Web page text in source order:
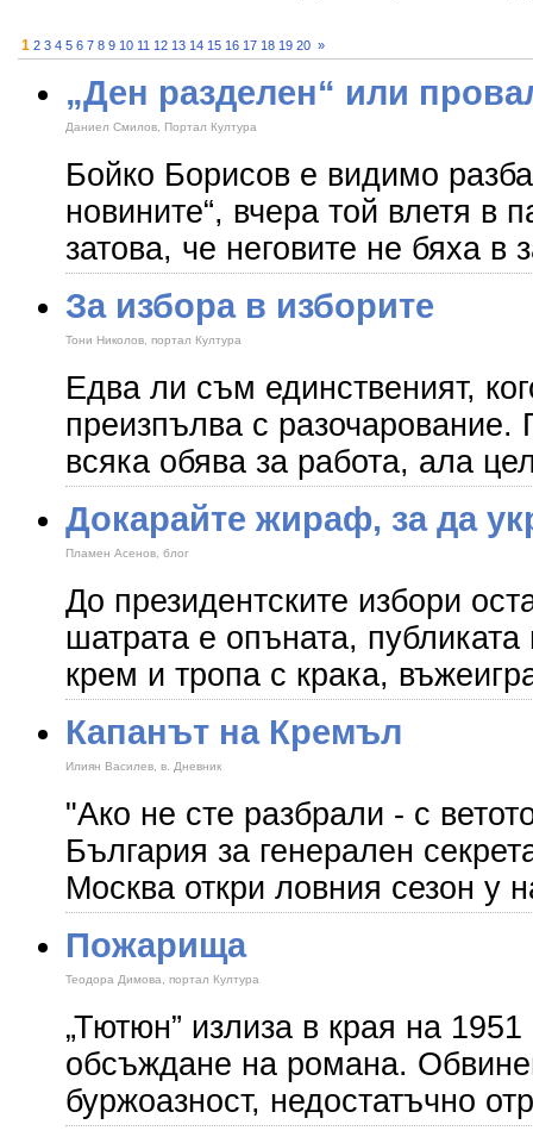
1 2 3 4 5 6 7 8 9 10 11 12 13 14 15 16 17 18 19 20 »
„Ден разделен“ или
Даниел Смилов, Портал Култура
Бойко Борисов е видимо
новините“, вчера той влетя в
затова, че неговите не бяха в
За избора в изборите
Тони Николов, портал Култура
Едва ли съм единственият,
преизпълва с разочарование.
всяка обява за работа, ала
Докарайте жираф, за да
Пламен Асенов, блог
До президентските избори
шатрата е опъната,
крем и тропа с крака,
Капанът на Кремъл
Илиян Василев, в. Дневник
"Ако не сте разбрали - с
България за генерален
Москва откри ловния сезон у
Пожарища
Теодора Димова, портал Култура
„Тютюн” излиза в края на
обсъждане на романа.
буржоазност, недостатъчно